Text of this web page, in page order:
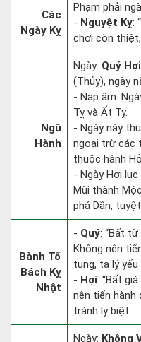
Các
Ngày Kỵ
Phạm phải
- Nguyệt Kỵ:
chơi còn
Ngũ
Hành
Ngày: Quý Hợi
(Thủy), ngày
- Nạp âm:
Tỵ và Ất Tỵ.
- Ngày này
ngoại trừ các
thuộc hành
- Ngày Hợi
Mùi thành
phá Dần,
Bành Tổ
Bách Kỵ
Nhật
- Quý: “Bất
Không nên
tụng, ta lý
- Hợi: “Bất
nên tiến hành
tránh ly biệt
Ngày: Không